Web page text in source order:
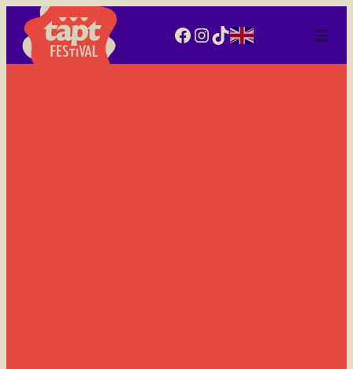
Facebook
Instagram
TikTok